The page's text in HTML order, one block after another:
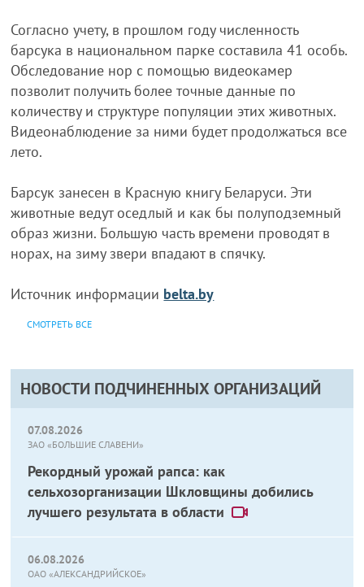
НОВОСТИ ПОДЧИНЕННЫХ ОРГАНИЗАЦИЙ
07.08.2026
ЗАО «БОЛЬШИЕ СЛАВЕНИ»
Рекордный урожай рапса: как
сельхозорганизации Шкловщины добились
лучшего результата в области
06.08.2026
ОАО «АЛЕКСАНДРИЙСКОЕ»
Согласно учету, в прошлом году численность
барсука в национальном парке составила 41 особь.
Обследование нор с помощью видеокамер
позволит получить более точные данные по
количеству и структуре популяции этих животных.
Видеонаблюдение за ними будет продолжаться все
лето.
Барсук занесен в Красную книгу Беларуси. Эти
животные ведут оседлый и как бы полуподземный
образ жизни. Большую часть времени проводят в
норах, на зиму звери впадают в спячку.
Источник информации belta.by
СМОТРЕТЬ ВСЕ